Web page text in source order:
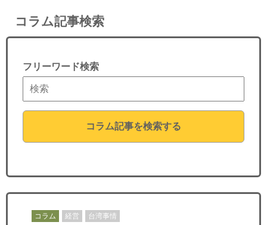
日本人にPR
コンサルティング
経済ニュース
コラム記事検索
フリーワード検索
コラム記事を検索する
コラム 経営 台湾事情